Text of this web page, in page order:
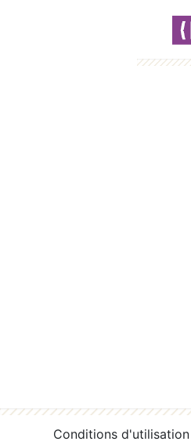
Conditions d'utilisation